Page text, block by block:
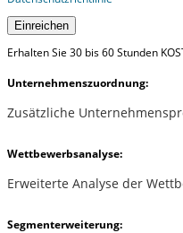
Einreichen
Erhalten Sie 30 bis 60 Stunden
Unternehmenszuordnung:
Zusätzliche
Wettbewerbsanalyse:
Erweiterte Analyse der
Segmenterweiterung: